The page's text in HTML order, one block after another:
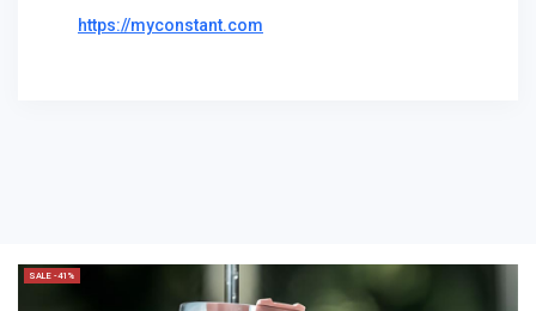
https://myconstant.com
SALE -41%